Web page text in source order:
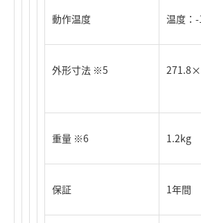
動作温度 温度：
外形寸法 ※5
重量 ※6 1.2kg
保証 1年間